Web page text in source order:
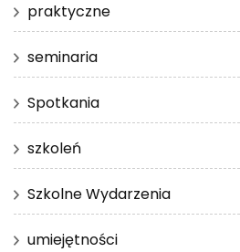
praktyczne
seminaria
Spotkania
szkoleń
Szkolne Wydarzenia
umiejętności